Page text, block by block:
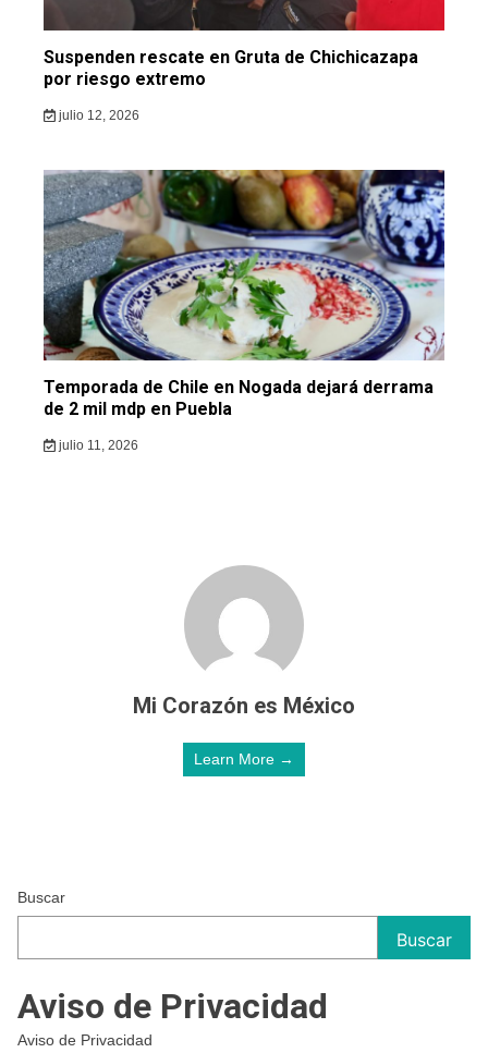
Suspenden rescate en Gruta de Chichicazapa
por riesgo extremo
julio 12, 2026
Temporada de Chile en Nogada dejará derrama
de 2 mil mdp en Puebla
julio 11, 2026
Mi Corazón es México
Learn More →
Buscar
Buscar
Aviso de Privacidad
Aviso de Privacidad